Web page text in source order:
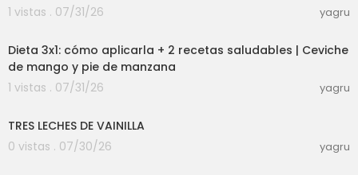
1 vistas . 07/31/26
yagru
Dieta 3x1: cómo aplicarla + 2 recetas saludables | Ceviche
de mango y pie de manzana
1 vistas . 07/31/26
yagru
TRES LECHES DE VAINILLA
0 vistas . 07/30/26
yagru